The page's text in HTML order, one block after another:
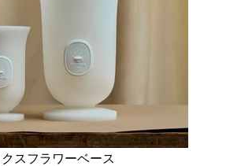
スフラワーベース